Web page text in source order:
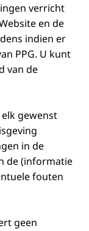
verricht
en de
indien er
PPG. U kunt
van de
gewenst
in de
de (informatie
fouten
geen